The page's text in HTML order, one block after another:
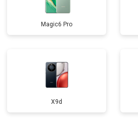
Magic6 Pro
X9d